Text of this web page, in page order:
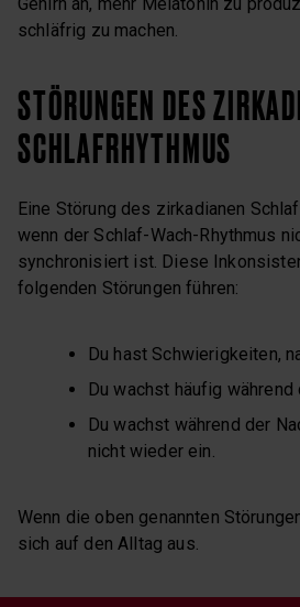
schläfrig zu machen.
STÖRUNGEN DES
SCHLAFRHYTHMUS
Eine Störung des zirkadianen
wenn der Schlaf-Wach-Rhythmus
synchronisiert ist. Diese
folgenden Störungen führen:
Du hast Schwierigkeiten,
Du wachst häufig während
Du wachst während der
nicht wieder ein.
Wenn die oben genannten
sich auf den Alltag aus.